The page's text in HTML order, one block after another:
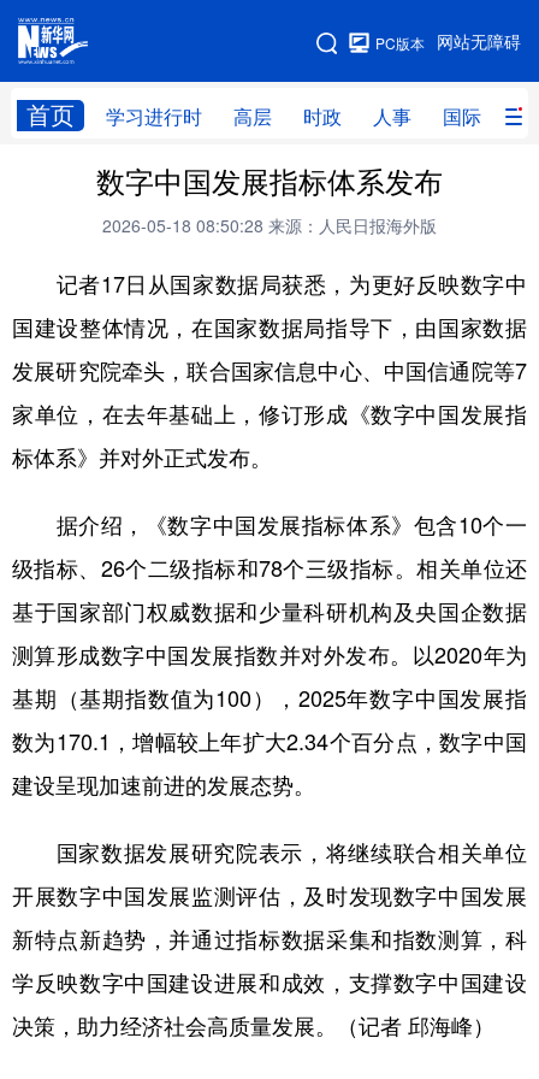
网站无障碍
PC版本
首页 学习进行时 高层 时政 人事 国际 财
网站地图
学习进行时 高层 时政
财经 网评
台湾 思客智库 全球连线 教育
科技 科创 量子 体育
文化 书画 健康 军事
食品 人居 信息化 数字经济
学术中国 乡村振兴 溯源中国
彩票 娱乐 悦读
公益 一带一路 亚太网 上市公司
文化产业
北京 天津 河北 山西
辽宁 吉林 上海 江苏
浙江 安徽 福建 江西
数字中国发展指标体系发布
2026-05-18 08:50:28 来源：人民日报海外版
记者17日从国家数据局获悉，为更好反映数字中
国建设整体情况，在国家数据局指导下，由国家数据
发展研究院牵头，联合国家信息中心、中国信通院等7
家单位，在去年基础上，修订形成《数字中国发展指
标体系》并对外正式发布。
据介绍，《数字中国发展指标体系》包含10个一
级指标、26个二级指标和78个三级指标。相关单位还
基于国家部门权威数据和少量科研机构及央国企数据
测算形成数字中国发展指数并对外发布。以2020年为
基期（基期指数值为100），2025年数字中国发展指
数为170.1，增幅较上年扩大2.34个百分点，数字中国
建设呈现加速前进的发展态势。
国家数据发展研究院表示，将继续联合相关单位
开展数字中国发展监测评估，及时发现数字中国发展
新特点新趋势，并通过指标数据采集和指数测算，科
学反映数字中国建设进展和成效，支撑数字中国建设
决策，助力经济社会高质量发展。（记者 邱海峰）